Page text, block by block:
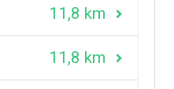
11,8 km
11,8 km